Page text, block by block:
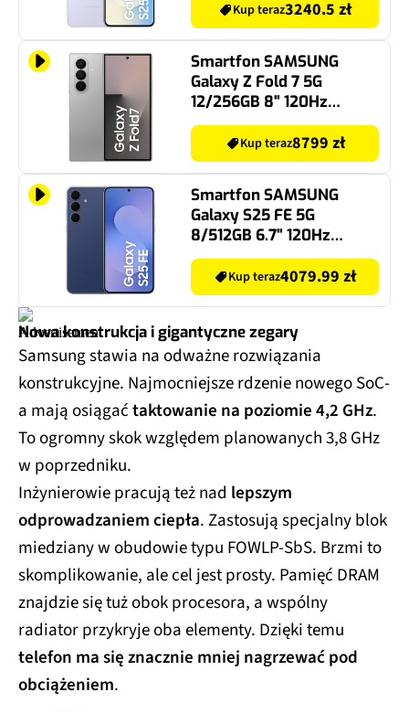
Kup teraz3240.5 zł
Smartfon SAMSUNG
Galaxy Z Fold 7 5G
12/256GB 8" 120Hz
Srebrny SM-F966
Kup teraz8799 zł
Smartfon SAMSUNG
Galaxy S25 FE 5G
8/512GB 6.7" 120Hz
Granatowy SM-S731
Kup teraz4079.99 zł
Nowa konstrukcja i gigantyczne zegary
Samsung stawia na odważne rozwiązania
konstrukcyjne. Najmocniejsze rdzenie nowego SoC-
a mają osiągaćtaktowanie na poziomie 4,2 GHz.
To ogromny skok względem planowanych 3,8 GHz
w poprzedniku.
Inżynierowie pracują też nad lepszym
odprowadzaniem ciepła. Zastosują specjalny blok
miedziany w obudowie typu FOWLP-SbS. Brzmi to
skomplikowanie, ale cel jest prosty. Pamięć DRAM
znajdzie się tuż obok procesora, a wspólny
radiator przykryje oba elementy. Dzięki temu
telefon ma się znacznie mniej nagrzewać pod
obciążeniem.